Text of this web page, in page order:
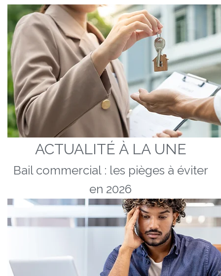
ACTUALITÉ À LA UNE
Bail commercial : les pièges à éviter
en 2026